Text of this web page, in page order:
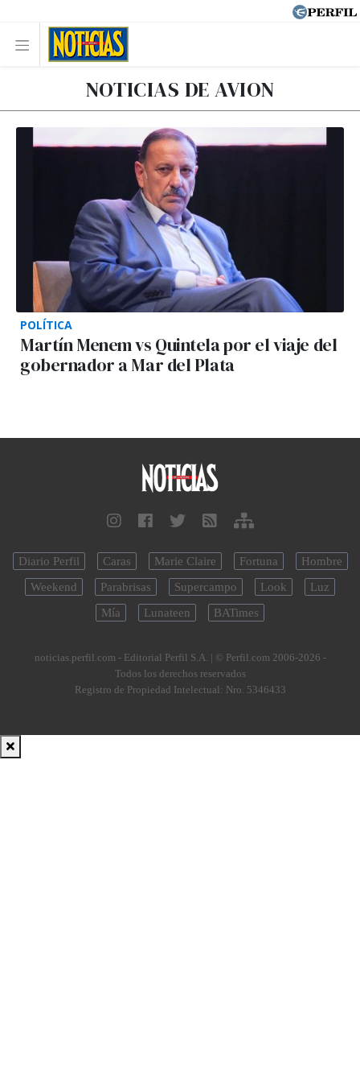
NOTICIAS DE AVION
POLÍTICA
Martín Menem vs Quintela por el viaje del
gobernador a Mar del Plata
Diario Perfil Caras Marie Claire Fortuna
Hombre
Weekend
Parabrisas Supercampo Look
Luz
Mía
Lunateen BATimes
noticias.perfil.com - Editorial Perfil S.A. | © Perfil.com 2006-2026 -
Todos los derechos reservados
Registro de Propiedad Intelectual: Nro. 5346433